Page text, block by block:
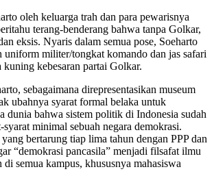
oleh keluarga trah dan para pewarisnya
terang-benderang bahwa tanpa Golkar,
eksis. Nyaris dalam semua pose, Soeharto
uniform militer/tongkat komando dan jas safari
kebesaran partai Golkar.
sebagaimana direpresentasikan museum
ubahnya syarat formal belaka untuk
dunia bahwa sistem politik di Indonesia sudah
syarat minimal sebuah negara demokrasi.
bertarung tiap lima tahun dengan PPP dan
“demokrasi pancasila” menjadi filsafat ilmu
semua kampus, khususnya mahasiswa